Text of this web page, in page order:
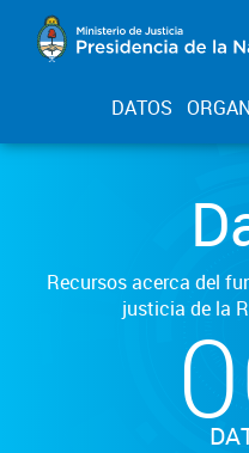
DATOS
Recursos acerca del
justicia de la